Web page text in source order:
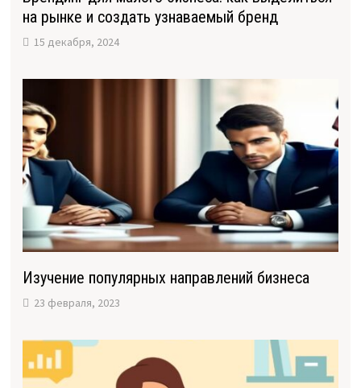
на рынке и создать узнаваемый бренд
15 декабря, 2024
Изучение популярных направлений бизнеса
23 февраля, 2023